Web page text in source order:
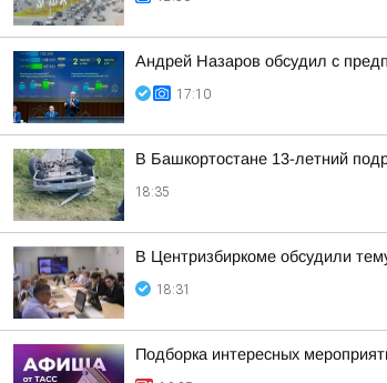
Андрей Назаров обсудил с
17:10
В Башкортостане 13-летний
18:35
В Центризбиркоме обсудили
18:31
Подборка интересных